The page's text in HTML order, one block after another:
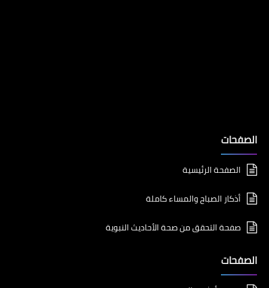
الصفحات
الصفحة الرئيسية
أذكار الصباح والمساء كاملة
صفحة التحقق من صحة الأحاديث النبوية
الصفحات